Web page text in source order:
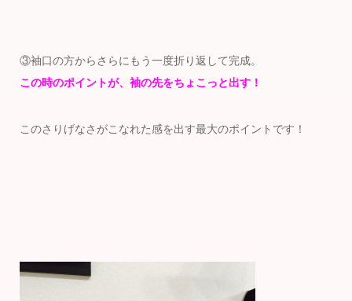
③袖口の方からさらにもう一度折り返して完成。
この時のポイントが、袖の先をちょこっと出す！
このさりげなさがこなれた感を出す最大のポイントです！